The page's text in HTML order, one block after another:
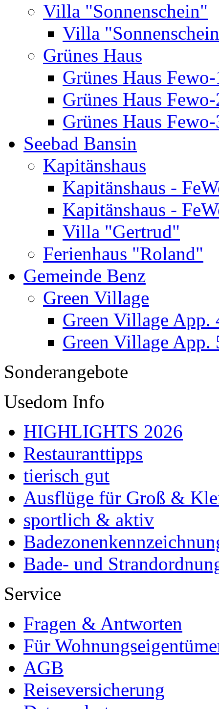
Villa "Sonnenschein"
Villa
Grünes Haus
Grünes Haus
Grünes Haus
Grünes Haus
Seebad Bansin
Kapitänshaus
Kapitänshaus -
Kapitänshaus -
Villa "Gertrud"
Ferienhaus "Roland"
Gemeinde Benz
Green Village
Green Village App.
Green Village App.
Sonderangebote
Usedom Info
HIGHLIGHTS 2026
Restauranttipps
tierisch gut
Ausflüge für Groß &
sportlich & aktiv
Bade- und
Service
Fragen & Antworten
Für
AGB
Reiseversicherung